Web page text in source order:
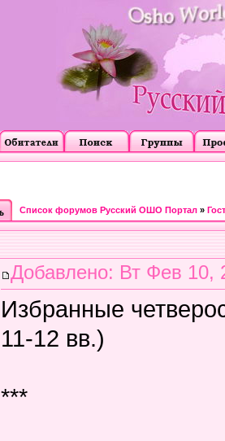
Список форумов Русский ОШО Портал »
Добавлено: Вт Фев 10,
Избранные
11-12 вв.)
***